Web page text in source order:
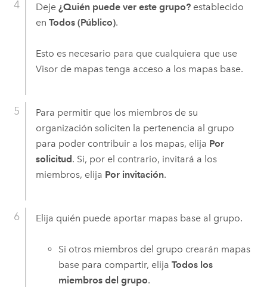
Deje ¿Quién puede ver este grupo?establecido
en Todos (Público).
Esto es necesario para que cualquiera que use
Visor de mapastenga acceso a los mapas base.
Para permitir que los miembros de su
organización soliciten la pertenencia al grupo
para poder contribuir a los mapas, elija Por
solicitud. Si, por el contrario, invitará a los
miembros, elija Por invitación.
Elija quién puede aportar mapas base al grupo.
Si otros miembros del grupo crearán mapas
base para compartir, elijaTodos los
miembros del grupo.